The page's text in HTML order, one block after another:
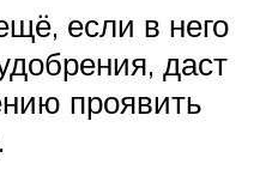
если в него
даст
проявить